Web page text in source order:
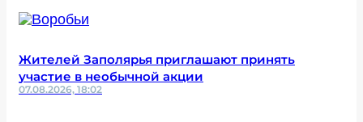
Жителей Заполярья приглашают принять
участие в необычной акции
07.08.2026, 18:02